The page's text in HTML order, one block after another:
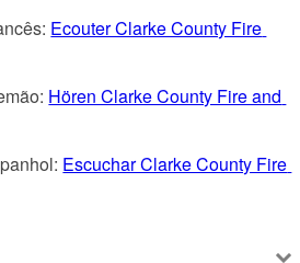
Ecouter Clarke County Fire
Hören Clarke County Fire and
Escuchar Clarke County Fire